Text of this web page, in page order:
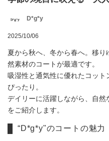
D*g*y
2025/10/06
夏から秋へ、冬から春へ。移
然素材のコートが最適です。
吸湿性と通気性に優れたコッ
ぴったり。
デイリーに活躍しながら、自然
をご紹介します。
“D*g*y"のコートの魅力